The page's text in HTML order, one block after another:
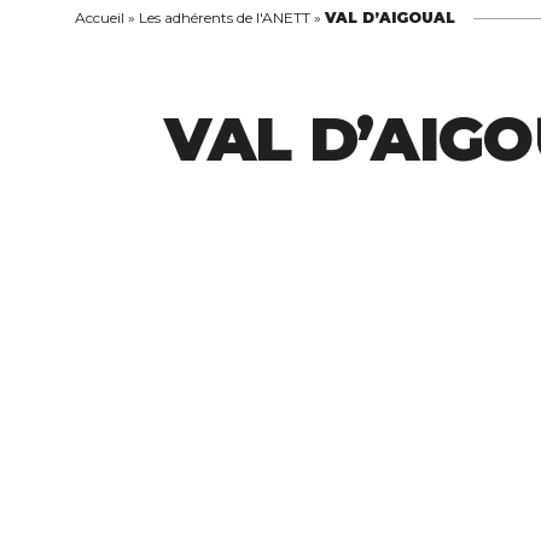
Accueil » Les adhérents de l'ANETT » VAL D’AIGOUAL
VAL